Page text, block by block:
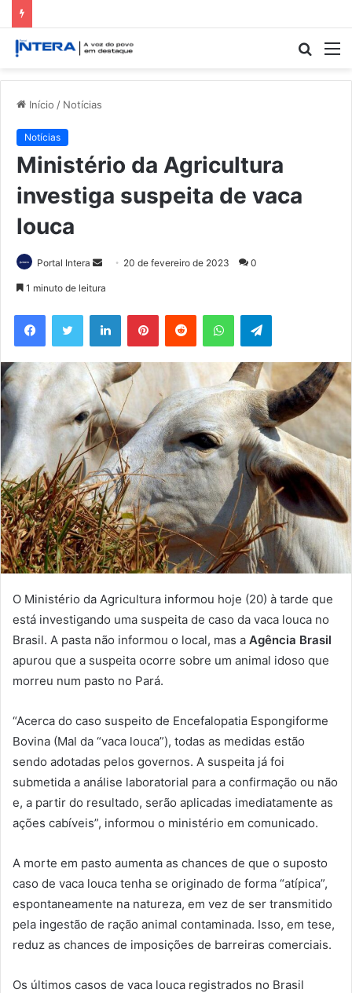
Início / Notícias
Notícias
Ministério da Agricultura
investiga suspeita de vaca
louca
Portal Intera
Mande
mail
20 de fevereiro de 2023 0
1 minuto de leitura
FacebookTwitter LinkedinPinterestReddit WhatsAppTelegram
O Ministério da Agricultura informou hoje (20) à tarde que
está investigando uma suspeita de caso da vaca louca no
Brasil. A pasta não informou o local, mas a Agência Brasil
apurou que a suspeita ocorre sobre um animal idoso que
morreu num pasto no Pará.
“Acerca do caso suspeito de Encefalopatia Espongiforme
Bovina (Mal da “vaca louca”), todas as medidas estão
sendo adotadas pelos governos. A suspeita já foi
submetida a análise laboratorial para a confirmação ou não
e, a partir do resultado, serão aplicadas imediatamente as
ações cabíveis”, informou o ministério em comunicado.
A morte em pasto aumenta as chances de que o suposto
caso de vaca louca tenha se originado de forma “atípica”,
espontaneamente na natureza, em vez de ser transmitido
pela ingestão de ração animal contaminada. Isso, em tese,
reduz as chances de imposições de barreiras comerciais.
Os últimos casos de vaca louca registrados no Brasil